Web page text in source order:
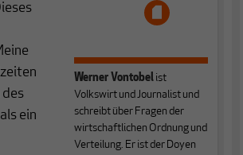
ein
Werner Vontobel ist
Volkswirt und Journalist und
schreibt über Fragen der
wirtschaftlichen Ordnung und
Verteilung. Er ist der Doyen